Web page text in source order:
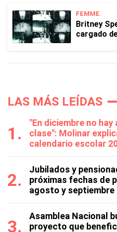
FEMME.
Britney
cargado
LAS MÁS LEÍDAS
"En diciembre no
clase": Molinar
calendario escolar
Jubilados y
próximas fechas de
agosto y septiembre
Asamblea Nacional
proyecto que